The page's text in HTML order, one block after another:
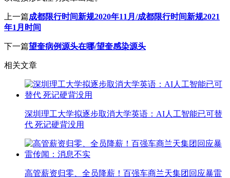
上一篇成都限行时间新规2020年11月/成都限行时间新规2021
年1月时间
下一篇望奎病例源头在哪/望奎感染源头
相关文章
深圳理工大学拟逐步取消大学英语：AI人工智能已可替
代 死记硬背没用
高管薪资归零、全员降薪！百强车商兰天集团回应暴雷